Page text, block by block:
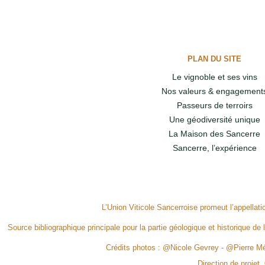
PLAN DU SITE
Le vignoble et ses vins
Nos valeurs &
Passeurs de terroirs
Une géodiversité unique
La Maison des Sancerre
Sancerre, l’expérience
L’Union Viticole Sancerroise promeut
Source bibliographique principale pour la partie géologique et historique
Crédits photos : @Nicole Gevrey - @Pierre